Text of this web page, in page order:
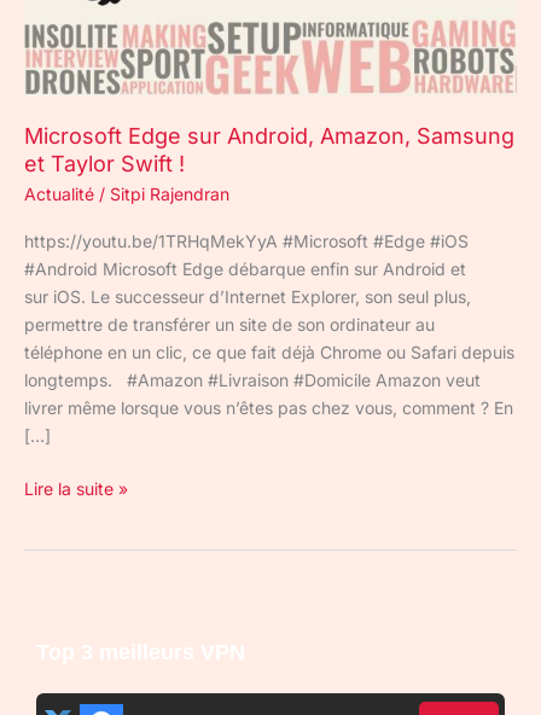
Microsoft Edge sur Android, Amazon, Samsung
et Taylor Swift !
Actualité / Sitpi Rajendran
https://youtu.be/1TRHqMekYyA #Microsoft #Edge #iOS
#Android Microsoft Edge débarque enfin sur Android et
sur iOS. Le successeur d’Internet Explorer, son seul plus,
permettre de transférer un site de son ordinateur au
téléphone en un clic, ce que fait déjà Chrome ou Safari depuis
longtemps. #Amazon #Livraison #Domicile Amazon veut
livrer même lorsque vous n’êtes pas chez vous, comment ? En
[…]
Taylor
Swift
Lire la suite »
Top 3 meilleurs VPN